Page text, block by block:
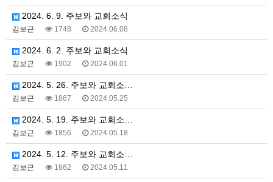
2024. 6. 9. 주보와 교회소식
김보근 1748 2024.06.08
2024. 6. 2. 주보와 교회소식
김보근 1902 2024.06.01
2024. 5. 26. 주보와 교회소…
김보근 1867 2024.05.25
2024. 5. 19. 주보와 교회소…
김보근 1856 2024.05.18
2024. 5. 12. 주보와 교회소…
김보근 1862 2024.05.11